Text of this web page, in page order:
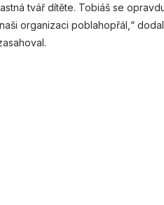
tvář dítěte. Tobiáš se
organizaci poblahopřál,“ dodal